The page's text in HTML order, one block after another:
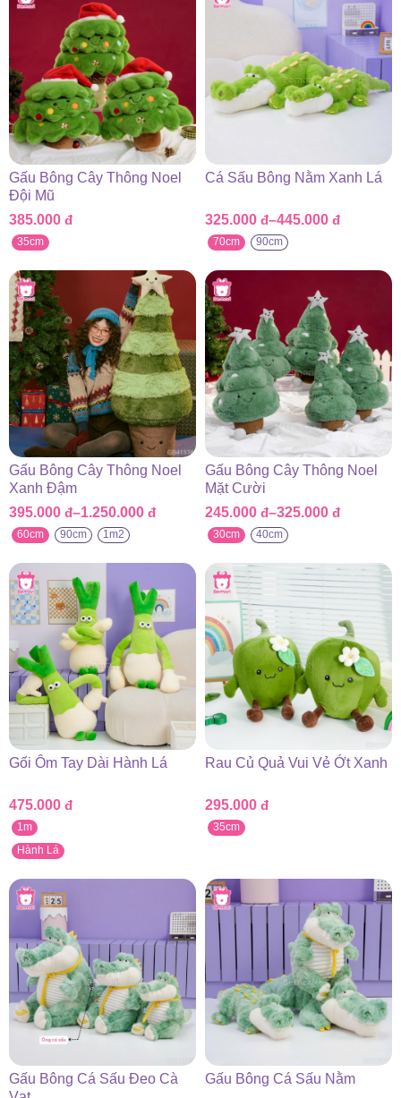
Gấu Bông Cây Thông Noel
Đội Mũ
385.000 đ
35cm
Cá Sấu Bông Nằm Xanh Lá
325.000 đ–445.000 đ
Khoảng
giá:
325.000 đ
đến
445.000 đ
70cm 90cm
Gấu Bông Cây Thông Noel
Xanh Đậm
395.000 đ–1.250.000 đ
Khoảng
giá:
395.000 đ
đến
1.250.000 đ
60cm 90cm 1m2
Gấu Bông Cây Thông Noel
Mặt Cười
245.000 đ–325.000 đ
Khoảng
giá:
245.000 đ
đến
325.000 đ
30cm 40cm
Gối Ôm Tay Dài Hành Lá
475.000 đ
1m
Hành Lá
Rau Củ Quả Vui Vẻ Ớt Xanh
295.000 đ
35cm
Gấu Bông Cá Sấu Đeo Cà
Gấu Bông Cá Sấu Nằm